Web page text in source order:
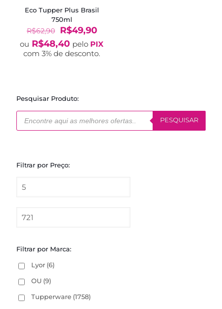
Eco Tupper Plus Brasil
750ml
R$62,90
O
preço
original
era:
R$49,90O
preço
atual
é:
ou R$48,40 pelo PIX
com 3% de desconto.
Pesquisar Produto:
Pesquisar
produtos
PESQUISAR
Filtrar por Preço:
Filtrar por Marca:
Lyor (6)
OU (9)
Tupperware (1758)